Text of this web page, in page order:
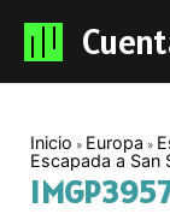
Inicio Europa
Escapada a San